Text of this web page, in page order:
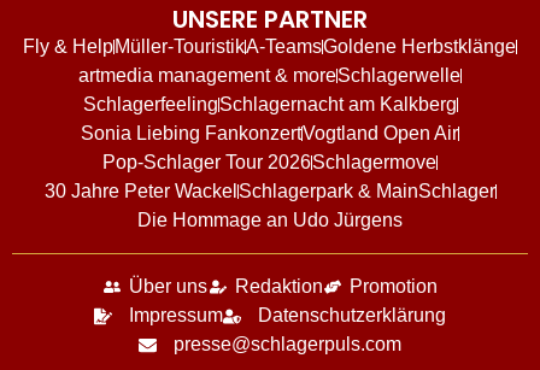
UNSERE PARTNER
Fly & HelpMüller-TouristikA-TeamsGoldene Herbstklänge
artmedia management & moreSchlagerwelle
SchlagerfeelingSchlagernacht am Kalkberg
Sonia Liebing FankonzertVogtland Open Air
Pop-Schlager Tour 2026Schlagermove
30 Jahre Peter Wackel Schlagerpark & MainSchlager
Die Hommage an Udo Jürgens
Über uns Redaktion
Promotion
Impressum
Datenschutzerklärung
presse@schlagerpuls.com